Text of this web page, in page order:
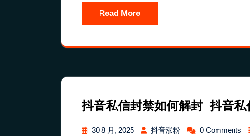
Read More
抖音私信封禁如何解封_抖音
30 8 月, 2025 抖音涨粉 0 Comments